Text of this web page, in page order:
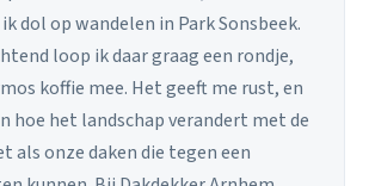
dol op wandelen in Park Sonsbeek.
loop ik daar graag een rondje,
koffie mee. Het geeft me rust, en
hoe het landschap verandert met de
als onze daken die tegen een